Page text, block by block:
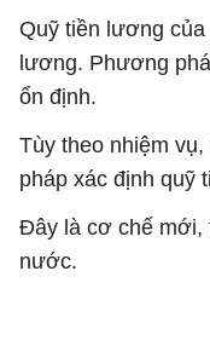
Quỹ tiền lương
lương. Phương
ổn định.
Tùy theo nhiệm
pháp xác định quỹ
Đây là cơ chế mới,
nước.